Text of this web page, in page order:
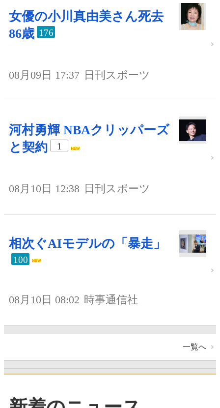
女優の小川真由美さん死去
86歳 176
08月09日 17:37 日刊スポーツ
河村勇輝 NBAクリッパーズ
と契約
1
08月10日 12:38 日刊スポーツ
相次ぐAIモデルの「暴走」
100
08月10日 08:02 時事通信社
一覧へ